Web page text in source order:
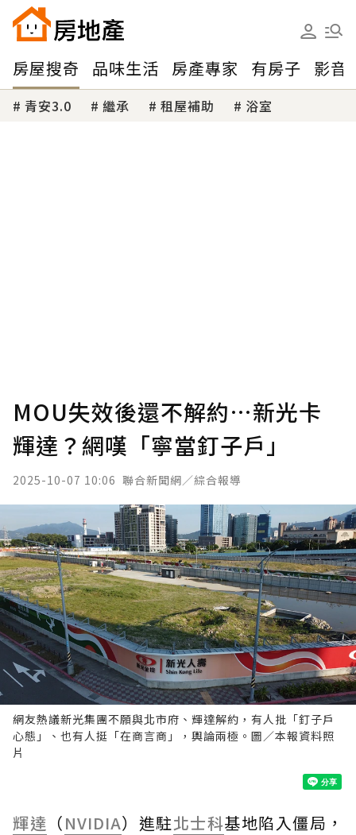
房屋搜奇 品味生活 房產專家 有房子 影音
青安3.0 繼承 租屋補助 浴室
MOU失效後還不解約…新光卡
輝達？網嘆「寧當釘子戶」
2025-10-07 10:06 聯合新聞網／綜合報導
網友熱議新光集團不願與北市府、輝達解約，有人批「釘子戶
心態」、也有人挺「在商言商」，輿論兩極。圖／本報資料照
片
輝達 （NVIDIA）進駐北士科基地陷入僵局，